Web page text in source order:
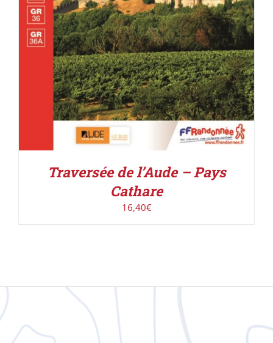
Traversée de l’Aude – Pays
Cathare
16,40€